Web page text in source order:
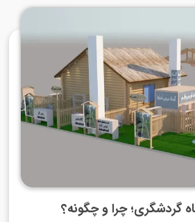
گردشگری؛ چرا و چگونه؟